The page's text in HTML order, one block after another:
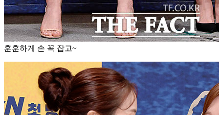
훈훈하게 손 꼭 잡고~